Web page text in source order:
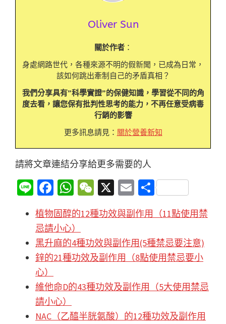
Oliver Sun
關於作者：
身處網路世代，各種來源不明的假新聞，已成為日常，
該如何跳出牽制自己的矛盾真相？
我們分享具有”科學實證”的保健知識，學習從不同的角
度去看，讓您保有批判性思考的能力，不再任意受病毒
行銷的影響
更多訊息請見： 關於營養新知
請將文章連結分享給更多需要的人
Li
n
e
Fa
ce
b
o
o
k
W
h
at
sA
p
p
W
e
C
h
at
X
E
m
ai
l
分
享
植物固醇的12種功效與副作用（11點使用禁
忌請小心）
黑升麻的4種功效與副作用(5種禁忌要注意)
鋅的21種功效及副作用（8點使用禁忌要小
心）
維他命D的43種功效及副作用（5大使用禁忌
請小心）
NAC（乙醯半胱氨酸）的12種功效及副作用